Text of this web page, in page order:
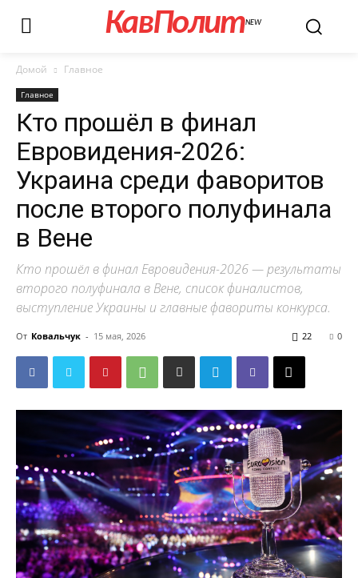
КавПолитNEW
Домой Главное
Главное
Кто прошёл в финал
Евровидения-2026:
Украина среди фаворитов
после второго полуфинала
в Вене
Кто прошёл в финал Евровидения-2026 — результаты
второго полуфинала в Вене, список финалистов,
выступление Украины и главные фавориты конкурса.
От Ковальчук - 15 мая, 2026 0
22